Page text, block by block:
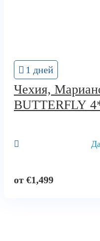
1 дней
Чехия,
BUTTERFLY
от €1,499